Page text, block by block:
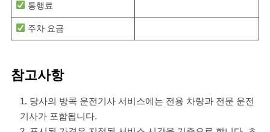
통행료
주차 요금
참고사항
당사의 방콕 운전기사 서비스에는 전용 차량과 전문 운전
기사가 포함됩니다.